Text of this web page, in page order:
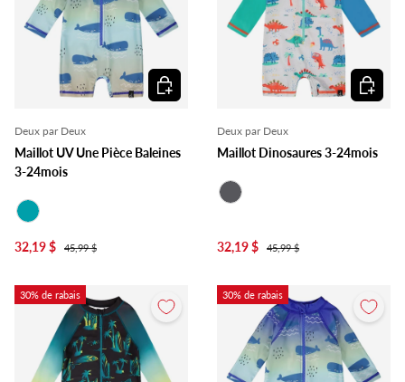
Deux par Deux
Maillot UV Une Pièce Baleines
3-24mois
32,19 $
45,99 $
Choisir les options
Deux par Deux
Maillot Dinosaures 3-24mois
32,19 $ 45,99 $
Choisir
30% de rabais 30% de rabais